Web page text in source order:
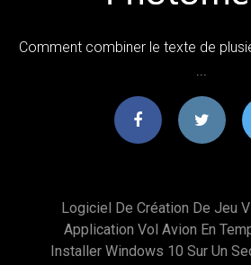
Comment combiner le texte de
Logiciel De Création De Jeu
Application Vol Avion En
Installer Windows 10 Sur Un